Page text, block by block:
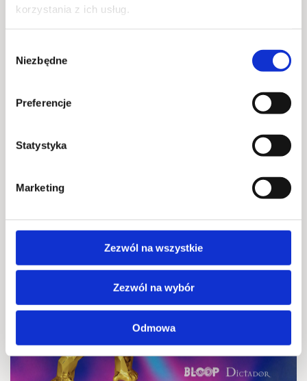
korzystania z ich usług.
zgody
Niezbędne
Preferencje
Statystyka
Marketing
Zezwól na wszystkie
Zezwól na wybór
Odmowa
przejmuje Bloop Bar
21